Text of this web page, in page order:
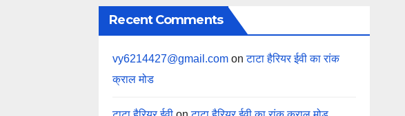
Recent Comments
vy6214427@gmail.com onटाटा हैरियर ईवी का रांक
क्राल मोड